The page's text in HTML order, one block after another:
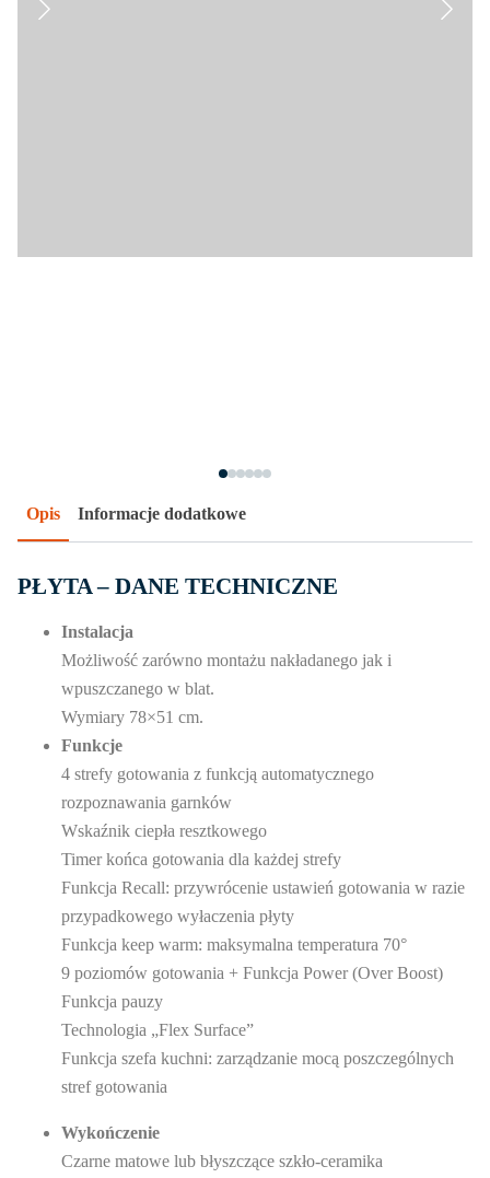
Opis Informacje dodatkowe
PŁYTA – DANE TECHNICZNE
Instalacja
Możliwość zarówno montażu nakładanego jak i
wpuszczanego w blat.
Wymiary 78×51 cm.
Funkcje
4 strefy gotowania z funkcją automatycznego
rozpoznawania garnków
Wskaźnik ciepła resztkowego
Timer końca gotowania dla każdej strefy
Funkcja Recall: przywrócenie ustawień gotowania w razie
przypadkowego wyłaczenia płyty
Funkcja keep warm: maksymalna temperatura 70°
9 poziomów gotowania + Funkcja Power (Over Boost)
Funkcja pauzy
Technologia „Flex Surface”
Funkcja szefa kuchni: zarządzanie mocą poszczególnych
stref gotowania
Wykończenie
Czarne matowe lub błyszczące szkło-ceramika